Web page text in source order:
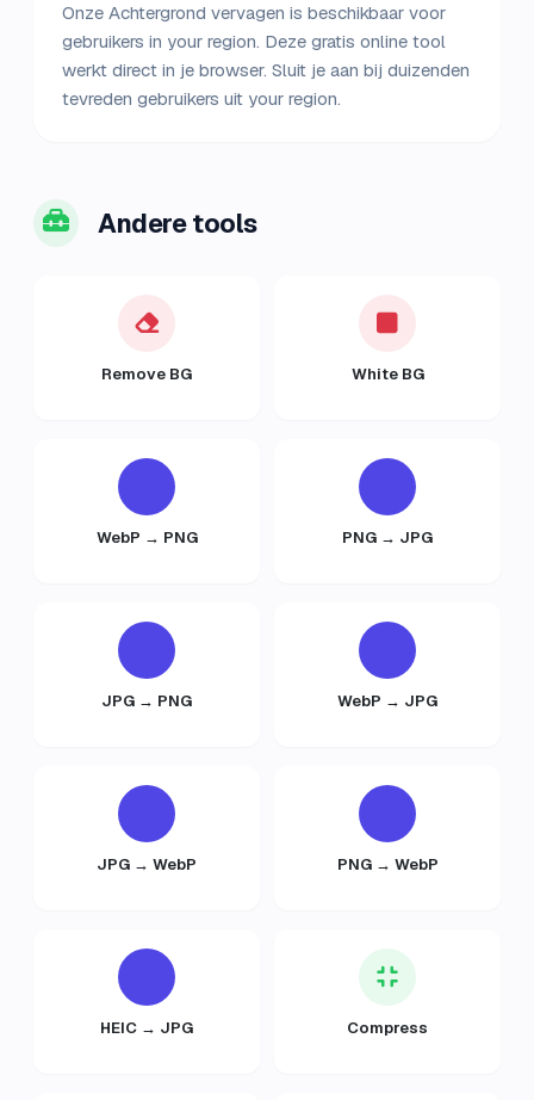
Onze Achtergrond vervagen is beschikbaar voor
gebruikers in your region. Deze gratis online tool
werkt direct in je browser. Sluit je aan bij duizenden
tevreden gebruikers uit your region.
Andere tools
Remove BG White BG
WebP → PNG PNG → JPG
JPG → PNG WebP → JPG
JPG → WebP PNG → WebP
HEIC → JPG Compress